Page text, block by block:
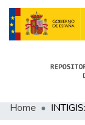
Communities
Home